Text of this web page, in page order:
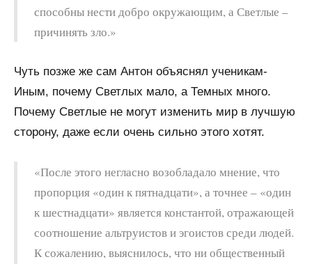
способны нести добро окружающим, а Светлые –
причинять зло.»
Чуть позже же сам Антон объяснял ученикам-
Иным, почему Светлых мало, а Темных много.
Почему Светлые не могут изменить мир в лучшую
сторону, даже если очень сильно этого хотят.
«После этого негласно возобладало мнение, что
пропорция «один к пятнадцати», а точнее – «один
к шестнадцати» является константой, отражающей
соотношение альтруистов и эгоистов среди людей.
К сожалению, выяснилось, что ни общественный